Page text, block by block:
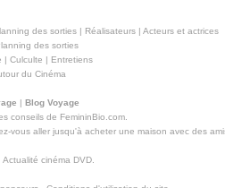
des sorties| Réalisateurs| Acteurs et actrices
des sorties
| Culculte | Entretiens
du Cinéma
| Blog Voyage
conseils de FemininBio.com.
vous aller jusqu'à acheter une maison avec des
Actualité cinéma DVD